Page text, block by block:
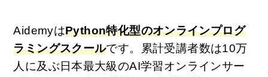
AidemyはPython特化型のオンラインプログ
ラミングスクールです。
累計受講者数は10万
人に及ぶ日本最大級のAI学習オンラインサー